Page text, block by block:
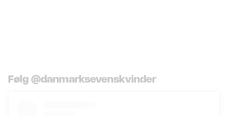
Følg @danmarksevenskvinder